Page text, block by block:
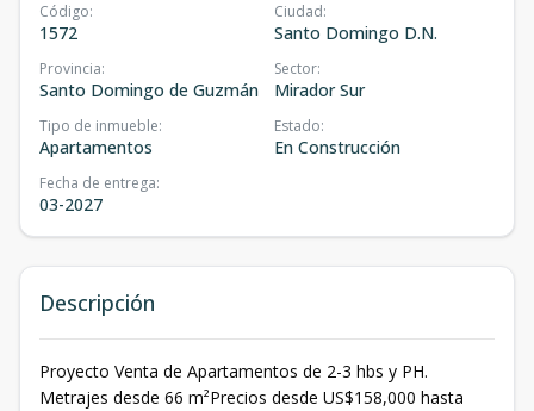
Código:
1572
Ciudad:
Santo Domingo D.N.
Provincia:
Santo Domingo de Guzmán
Sector:
Mirador Sur
Tipo de inmueble:
Apartamentos
Estado:
En Construcción
Fecha de entrega:
03-2027
Descripción
Proyecto Venta de Apartamentos de 2-3 hbs y PH.
Metrajes desde 66 m²Precios desde US$158,000 hasta